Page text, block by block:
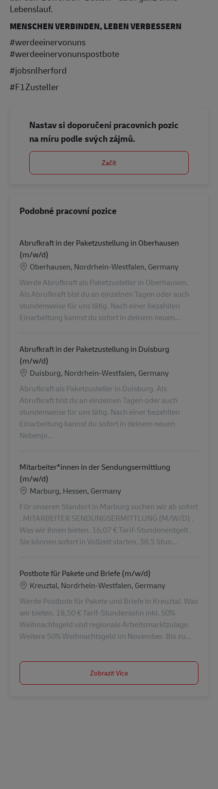
Lebenslauf.
MENSCHEN VERBINDEN, LEBEN VERBESSERN
#werdeeinervonuns
#werdeeinervonunspostbote
#jobsnlherford
#F1Zusteller
Nastav si doporučení pracovních pozic
na míru podle svých zájmů.
Začít
Podobné pracovní pozice
Abrufkraft in der Paketzustellung in Oberhausen
(m/w/d)
Location
Oberhausen, Nordrhein-Westfalen, Germany
Werde Abrufkraft als Paketzusteller in Oberhausen.
Als Abrufkraft bist du an einzelnen Tagen oder auch
stundenweise für uns tätig. Nach einer bezahlten
Einarbeitung kannst du sofort in deinem neuen...
Abrufkraft in der Paketzustellung in Duisburg
(m/w/d)
Location
Duisburg, Nordrhein-Westfalen, Germany
Abrufkraft als Paketzusteller in Duisburg. Als
Abrufkraft bist du an einzelnen Tagen oder auch
stundenweise für uns tätig. Nach einer bezahlten
Einarbeitung kannst du sofort in deinem neuen
Nebenjo...
Mitarbeiter*innen in der Sendungsermittlung
(m/w/d)
Location
Marburg, Hessen, Germany
Für unseren Standort in Marburg suchen wir ab sofort
. MITARBEITER SENDUNGSERMITTLUNG (M/W/D) .
Was wir Ihnen bieten. 16,07 € Tarif-Stundenentgelt .
Sie können sofort in Vollzeit starten, 38,5 Stun...
Postbote für Pakete und Briefe (m/w/d)
Location
Kreuztal, Nordrhein-Westfalen, Germany
Werde Postbote für Pakete und Briefe in Kreuztal. Was
wir bieten. 18,50 € Tarif-Stundenlohn inkl. 50%
Weihnachtsgeld und regionale Arbeitsmarktzulage.
Weitere 50% Weihnachtsgeld im November. Bis zu...
Zobrazit Více